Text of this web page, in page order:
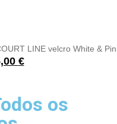
LINE velcro White &
€
os